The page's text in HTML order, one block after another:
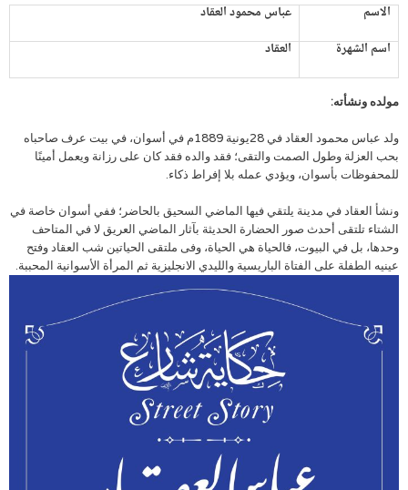
الاسم
عباس محمود العقاد
اسم الشهرة
العقاد
مولده ونشأته:
ولد عباس محمود العقاد في 28يونية 1889م في أسوان، في بيت عرف صاحباه
بحب العزلة وطول الصمت والتقى؛ فقد والده فقد كان على رزانة ويعمل أمينًا
للمحفوظات بأسوان، ويؤدي عمله بلا إفراط ذكاء.
ونشأ العقاد في مدينة يلتقي فيها الماضي السحيق بالحاضر؛ ففي أسوان خاصة في
الشتاء تلتقى أحدث صور الحضارة الحديثة بآثار الماضي العريق لا في المتاحف
وحدها، بل في البيوت، فالحياة هي الحياة، وفى ملتقى الحياتين شب العقاد وفتح
عينيه الطفلة على الفتاة الباريسية والليدي الانجليزية ثم المرأة الأسوانية المحببة.